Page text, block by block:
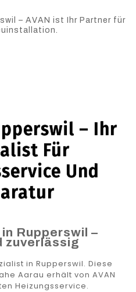
– AVAN ist Ihr Partner für
– Ihr
Für
Und
Rupperswil –
zuverlässig
in Rupperswil. Diese
Aarau erhält von AVAN
Heizungsservice.